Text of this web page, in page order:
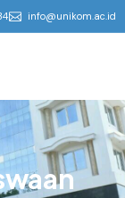
info@unikom.ac.id